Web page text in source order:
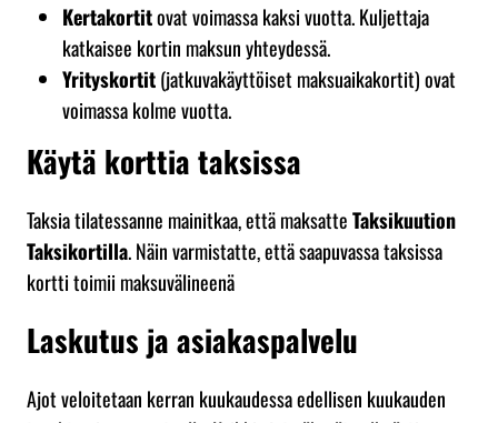
Kertakortitovat voimassa kaksi vuotta. Kuljettaja
katkaisee kortin maksun yhteydessä.
Yrityskortit(jatkuvakäyttöiset maksuaikakortit) ovat
voimassa kolme vuotta.
Käytä korttia taksissa
Taksia tilatessanne mainitkaa, että maksatteTaksikuution
Taksikortilla. Näin varmistatte, että saapuvassa taksissa
kortti toimii maksuvälineenä
Laskutus ja asiakaspalvelu
Ajot veloitetaan kerran kuukaudessa edellisen kuukauden